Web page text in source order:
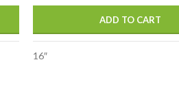
ADD TO CART
16″